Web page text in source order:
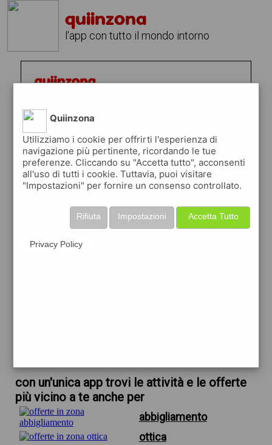
quiinzona
l'app con tutto il mondo intorno
con un'unica app trovi le attività e le offerte
più vicino a te anche per
abbigliamento
ottica
Quiinzona
Utilizziamo i cookie per offrirti l'esperienza di
navigazione più pertinente, ricordando le tue
preferenze. Cliccando su "Accetta tutto", acconsenti
all'uso di tutti i cookie. Tuttavia, puoi visitare
"Impostazioni" per fornire un consenso controllato.
Accetta Tutto
Impostazioni
Rifiuta
Privacy Policy